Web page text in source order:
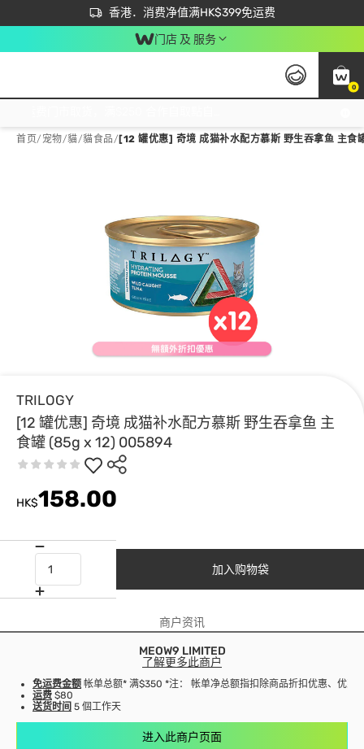
香港．消费净值满HK$399免运费
立即成为易赏钱会员尽享独家优惠
首次APP下单买满$450 输入 NEWAPP 即减$50
门店 及 服务
0
首页/ 宠物/貓/貓食品/ [12 罐优惠] 奇境 成猫补水配方慕斯 野生吞拿鱼 主
TRILOGY
[12 罐优惠] 奇境 成猫补水配方慕斯 野生吞拿鱼 主
食罐 (85g x 12) 005894
HK$158.00
加入购物袋
商户资讯
MEOW9 LIMITED
了解更多此商户
免运费金额 帐单总额* 满$350 *注： 帐单净总额指扣除商品折扣优惠、优惠
运费 $80
送货时间 5 個工作天
进入此商户页面